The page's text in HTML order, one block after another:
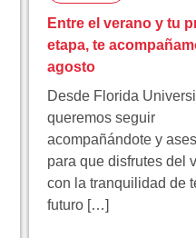
Entre el verano y tu
etapa, te
agosto
Desde Florida
queremos seguir
acompañándote y
para que disfrutes del
con la tranquilidad de
futuro […]